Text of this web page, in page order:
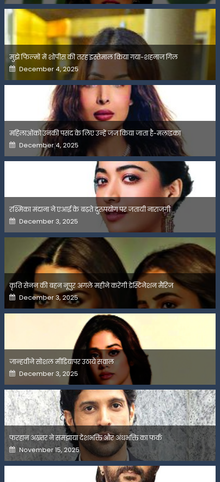
मुझे फिल्मों में शोपीस की तरह इस्तेमाल किया गया-शहनाज गिल
Posted
on
December 4, 2025
महिलाओंको उनकी पसंद के लिए उन्हें जज किया जाता है-मलाइका
Posted
on
December 4, 2025
रश्मिका मंदाना ने एआई के बढ़ते दुरुपयोग पर जतायी नाराजगी
Posted
on
December 3, 2025
कृति सेनन की बहन नूपुर अगले महीने करेंगी डेस्टिनेशन मैरिज
Posted
on
December 3, 2025
जान्हवीने सोशल मीडियापर उठाये सवाल
Posted
on
December 3, 2025
फरहान अख्तर ने समझाया देशभक्ति और अंधभक्ति का फर्क
Posted
on
November 15, 2025